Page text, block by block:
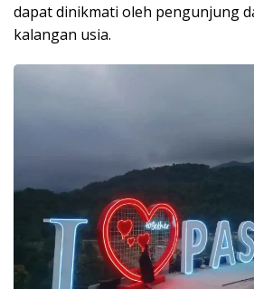
dapat dinikmati oleh pengunjung
kalangan usia.